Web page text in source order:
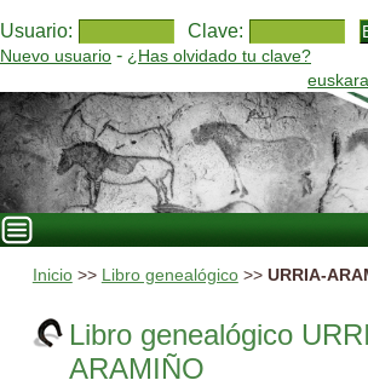
Usuario: Clave:
Nuevo usuario - ¿Has olvidado tu clave?
euskara
Inicio>> Libro genealógico>> URRIA-
Libro genealógico
ARAMIÑO